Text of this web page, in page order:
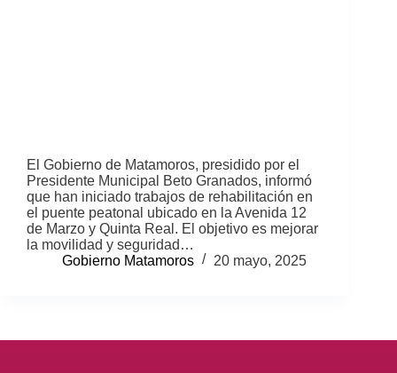
El Gobierno de Matamoros, presidido por el
Presidente Municipal Beto Granados, informó
que han iniciado trabajos de rehabilitación en
el puente peatonal ubicado en la Avenida 12
de Marzo y Quinta Real. El objetivo es mejorar
la movilidad y seguridad…
Gobierno Matamoros
20 mayo, 2025